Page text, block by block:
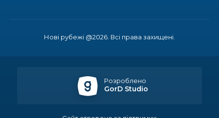
громади мають регулярне
сполучення
Банкнота 2 000 гривень: навіщо її
вводять та коли надійде в обіг
Нові рубежі @2026. Всі права захищені.
Розроблено
GorD Studio